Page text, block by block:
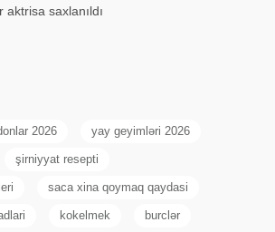
aktrisa saxlanıldı
2026 yay geyimləri 2026
şirniyyat resepti
saca xina qoymaq qaydasi
kokelmek burclər